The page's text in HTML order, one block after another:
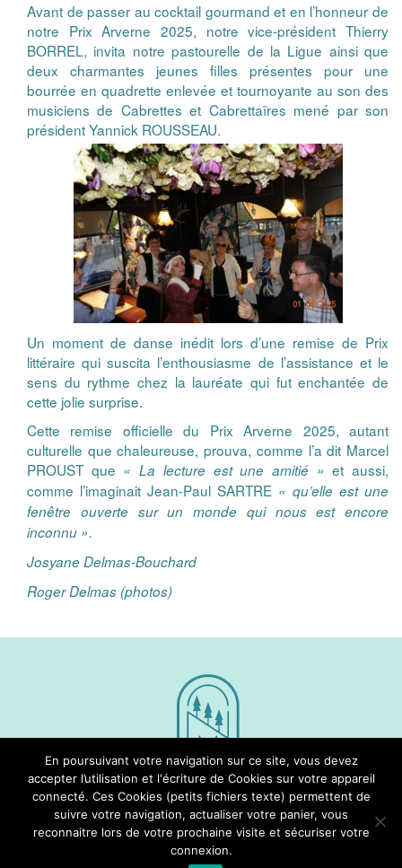
Avant de passer au cocktail gourmand et en l’honneur de
notre Prix Arverne 2025, notre vice-président Thierry
BORREL, invita notre pastourelle de la Ligue ainsi que
deux charmantes jeunes filles présentes pour une
bourrée en quadrette enlevée et tournoyante au son des
musiciens de Cabrettes et Cabrettaïres mené par son
président Yannick ROUSSEAU.
Un moment de danse inédit lors d’une remise de Prix
littéraire qui suscita l’enthousiasme de l’assistance et le
sens du rythme chez la lauréate qui fut enchantée de
cette jolie surprise.
Cette remise officielle du Prix Arverne 2025, autant
culturelle que chaleureuse, prouva, comme l’a dit Marcel
PROUST que « La lecture est une amitié »et aussi,
comme l’imaginait Jean-Paul SARTRE « qu’elle est une
fenêtre ouverte sur un monde qui nous est encore
inconnu ».
Josyane Delmas-Bouchard
Roger Delmas (photos)
Nous Suivre
En poursuivant votre navigation sur ce site, vous devez
accepter l’utilisation et l'écriture de Cookies sur votre appareil
connecté. Ces Cookies (petits fichiers texte) permettent de
suivre votre navigation, actualiser votre panier, vous
reconnaitre lors de votre prochaine visite et sécuriser votre
connexion.